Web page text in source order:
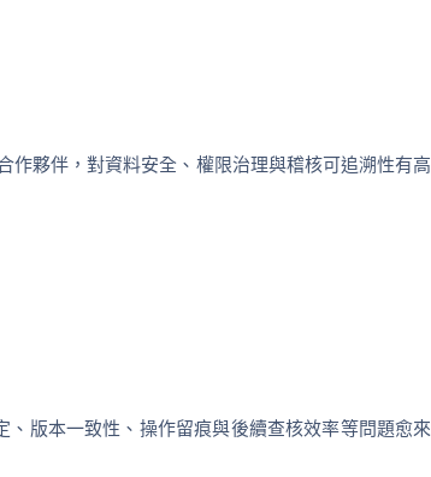
夥伴，對資料安全、權限治理與稽核可追溯性有高
版本一致性、操作留痕與後續查核效率等問題愈來